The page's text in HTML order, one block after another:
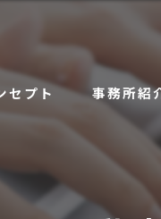
セプト
あいさつ
事務所紹